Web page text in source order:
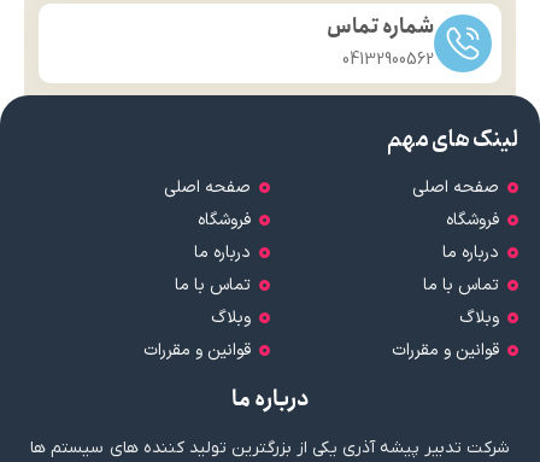
شماره تماس
04132900562
لینک های مهم
صفحه اصلی
فروشگاه
درباره ما
تماس با ما
وبلاگ
قوانین و مقررات
صفحه اصلی
فروشگاه
درباره ما
تماس با ما
وبلاگ
قوانین و مقررات
درباره ما
شرکت تدبیر پیشه آذری یکی از بزرگترین تولید کننده های سیستم ها